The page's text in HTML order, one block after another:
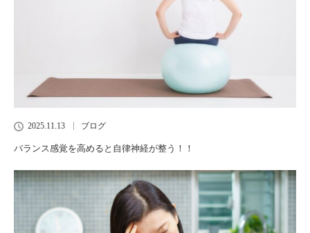
2025.11.13 ブログ
バランス感覚を高めると自律神経が整う！！